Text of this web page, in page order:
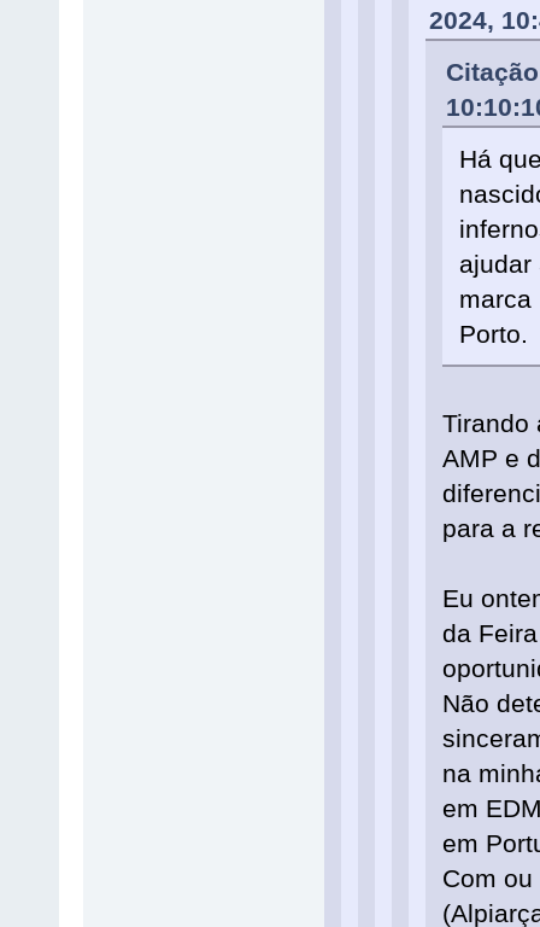
2024,
Há
ajudar
marca
Porto.
Tirando
AMP e
para a
Eu
da
Não
na
em
em
Com